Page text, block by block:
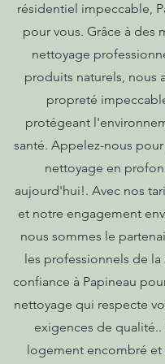
résidentiel impeccable,
pour vous. Grâce à des
nettoyage
produits naturels, nous
propreté
protégeant
santé. Appelez-nous
nettoyage en
aujourd'hui!. Avec nos
et notre engagement
nous sommes le
les professionnels de la
confiance à Papineau
nettoyage qui respecte
exigences de
logement encombré et